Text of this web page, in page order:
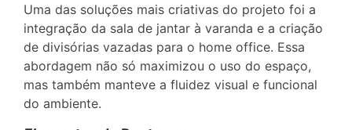
Uma das soluções mais criativas do projeto foi a
integração da sala de jantar à varanda e a criação
de divisórias vazadas para o home office. Essa
abordagem não só maximizou o uso do espaço,
mas também manteve a fluidez visual e funcional
do ambiente.